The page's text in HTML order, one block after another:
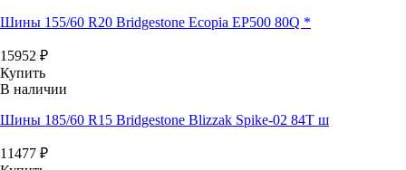
Шины 155/60 R20 Bridgestone Ecopia EP500 80Q *
15952 ₽
Купить
В наличии
Шины 185/60 R15 Bridgestone Blizzak Spike-02 84T ш
11477 ₽